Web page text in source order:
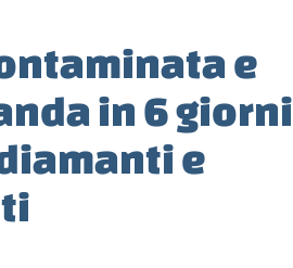
e
in 6 giorni
e